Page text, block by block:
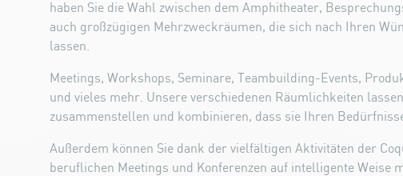
haben Sie die Wahl zwischen dem Amphitheater,
auch großzügigen Mehrzweckräumen, die sich nach Ihren
lassen.
Meetings, Workshops, Seminare, Teambuilding-Events,
und vieles mehr. Unsere verschiedenen Räumlichkeiten
zusammenstellen und kombinieren, dass sie Ihren
Außerdem können Sie dank der vielfältigen Aktivitäten der
beruflichen Meetings und Konferenzen auf intelligente Weise